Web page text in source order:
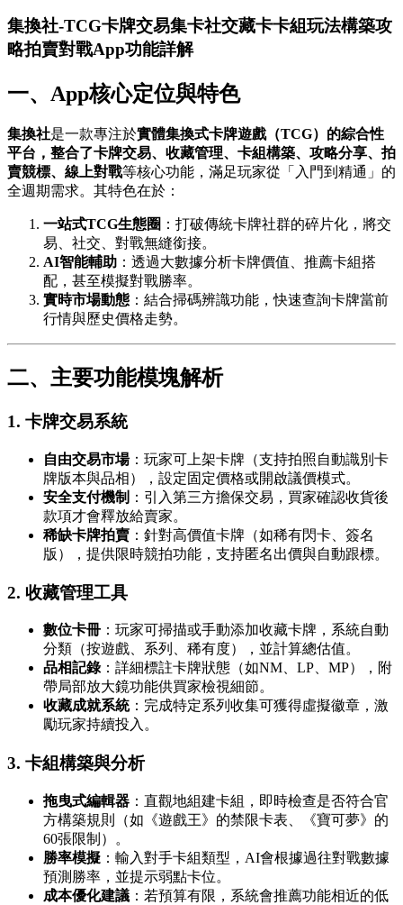
集換社-TCG卡牌交易集卡社交藏卡卡組玩法構築攻
略拍賣對戰App功能詳解
一、App核心定位與特色
集換社是一款專注於實體集換式卡牌遊戲（TCG） 的綜合性
平台，整合了卡牌交易、收藏管理、卡組構築、攻略分享、拍
賣競標、線上對戰等核心功能，滿足玩家從「入門到精通」的
全週期需求。其特色在於：
一站式TCG生態圈 ：打破傳統卡牌社群的碎片化，將交
易、社交、對戰無縫銜接。
AI智能輔助 ：透過大數據分析卡牌價值、推薦卡組搭
配，甚至模擬對戰勝率。
實時市場動態 ：結合掃碼辨識功能，快速查詢卡牌當前
行情與歷史價格走勢。
二、主要功能模塊解析
1. 卡牌交易系統
自由交易市場：玩家可上架卡牌（支持拍照自動識別卡
牌版本與品相），設定固定價格或開啟議價模式。
安全支付機制 ：引入第三方擔保交易，買家確認收貨後
款項才會釋放給賣家。
稀缺卡牌拍賣 ：針對高價值卡牌（如稀有閃卡、簽名
版），提供限時競拍功能，支持匿名出價與自動跟標。
2. 收藏管理工具
數位卡冊 ：玩家可掃描或手動添加收藏卡牌，系統自動
分類（按遊戲、系列、稀有度），並計算總估值。
品相記錄：詳細標註卡牌狀態（如NM、LP、MP），附
帶局部放大鏡功能供買家檢視細節。
收藏成就系統：完成特定系列收集可獲得虛擬徽章，激
勵玩家持續投入。
3. 卡組構築與分析
拖曳式編輯器 ：直觀地組建卡組，即時檢查是否符合官
方構築規則（如《遊戲王》的禁限卡表、《寶可夢》的
60張限制）。
勝率模擬 ：輸入對手卡組類型，AI會根據過往對戰數據
預測勝率，並提示弱點卡位。
成本優化建議 ：若預算有限，系統會推薦功能相近的低